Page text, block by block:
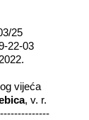
25
22-03
vijeća
, v. r.